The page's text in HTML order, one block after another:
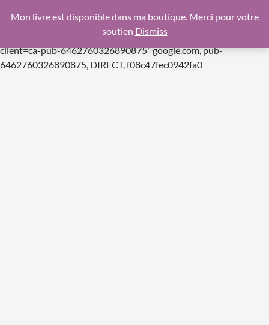
f08c47fec0942fa0
https://pagead2.googlesyndication.com/pagead/js/
client=ca-pub-6462760326890875"google.com, pub-
6462760326890875, DIRECT, f08c47fec0942fa0Aller
Mon livre est disponible dans ma boutique. Merci pour votre
soutien Dismiss